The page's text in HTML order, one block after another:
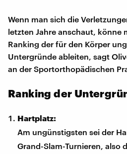
Wenn man sich die
letzten Jahre anschaut, könne
Ranking der für den Körper
Untergründe ableiten, sagt
an der Sportorthopädischen
Ranking der
Hartplatz:
Am ungünstigsten sei der
Grand-Slam-Turnieren, also